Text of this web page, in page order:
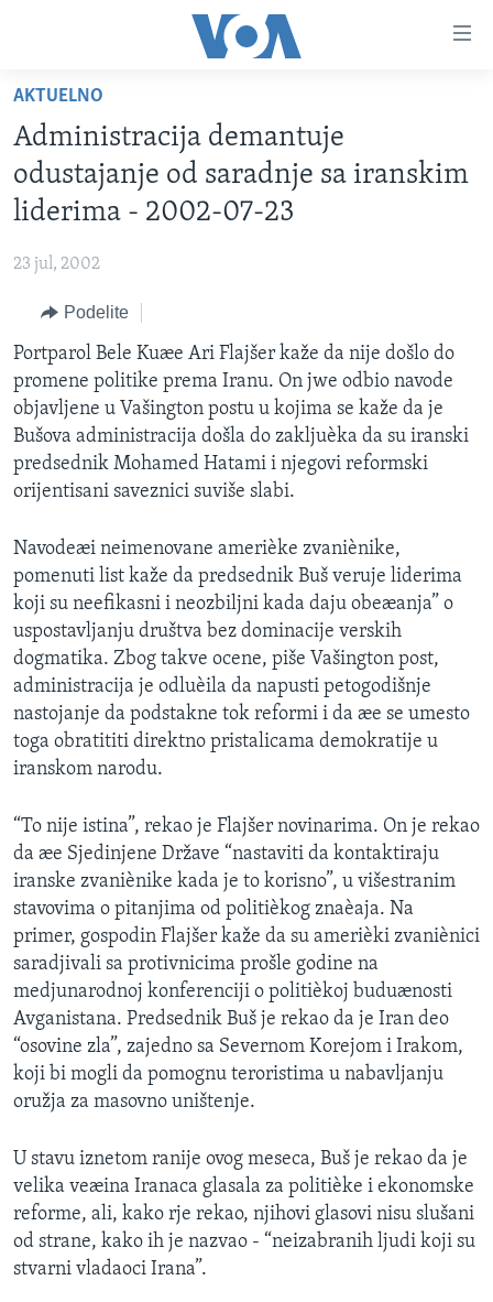
glavni
sadržaj
na
glavnu
Idi
pretragu
NASLOVNA
RUBRIKE
AMERIKA
GLOBALNE TEME
EKONOMIJA
NAUKA I TEHNOLOGIJA
MEDICINA
KULTURA
DRUŠTVO
INTERVJU
TV PROGRAM
IZ AMERIKE
Learning English
PRATITE NAS
Jezici
AKTUELNO
Administracija demantuje
odustajanje od saradnje sa iranskim
liderima - 2002-07-23
23 jul, 2002
Podelite
Portparol Bele Kuæe Ari Flajšer kaže da nije došlo do
promene politike prema Iranu. On jwe odbio navode
objavljene u Vašington postu u kojima se kaže da je
Bušova administracija došla do zakljuèka da su iranski
predsednik Mohamed Hatami i njegovi reformski
orijentisani saveznici suviše slabi.
Navodeæi neimenovane amerièke zvaniènike,
pomenuti list kaže da predsednik Buš veruje liderima
koji su neefikasni i neozbiljni kada daju obeæanja” o
uspostavljanju društva bez dominacije verskih
dogmatika. Zbog takve ocene, piše Vašington post,
administracija je odluèila da napusti petogodišnje
nastojanje da podstakne tok reformi i da æe se umesto
toga obratititi direktno pristalicama demokratije u
iranskom narodu.
“To nije istina”, rekao je Flajšer novinarima. On je rekao
da æe Sjedinjene Države “nastaviti da kontaktiraju
iranske zvaniènike kada je to korisno”, u višestranim
stavovima o pitanjima od politièkog znaèaja. Na
primer, gospodin Flajšer kaže da su amerièki zvaniènici
saradjivali sa protivnicima prošle godine na
medjunarodnoj konferenciji o politièkoj buduænosti
Avganistana. Predsednik Buš je rekao da je Iran deo
“osovine zla”, zajedno sa Severnom Korejom i Irakom,
koji bi mogli da pomognu teroristima u nabavljanju
oružja za masovno uništenje.
U stavu iznetom ranije ovog meseca, Buš je rekao da je
velika veæina Iranaca glasala za politièke i ekonomske
reforme, ali, kako rje rekao, njihovi glasovi nisu slušani
od strane, kako ih je nazvao - “neizabranih ljudi koji su
stvarni vladaoci Irana”.